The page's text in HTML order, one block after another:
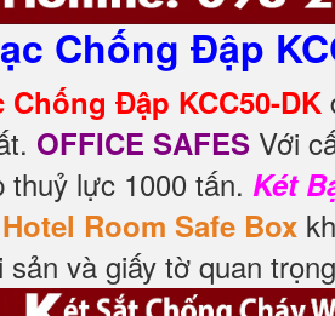
Chống Đập
Chống Đập KCC50-DK
OFFICE SAFES Với
thuỷ lực 1000 tấn. Két
Hotel Room Safe Box
sản và giấy tờ quan trọng